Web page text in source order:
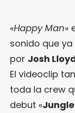
«Happy Man»
sonido que
por Josh
El videoclip
toda la crew
debut «Jungle